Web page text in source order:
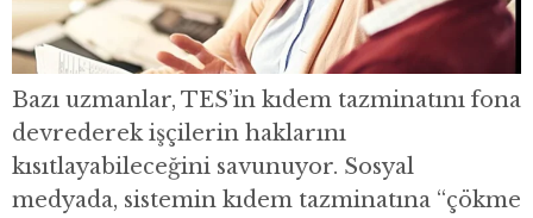
Bazı uzmanlar, TES’in kıdem tazminatını fona
devrederek işçilerin haklarını
kısıtlayabileceğini savunuyor. Sosyal
medyada, sistemin kıdem tazminatına “çökme